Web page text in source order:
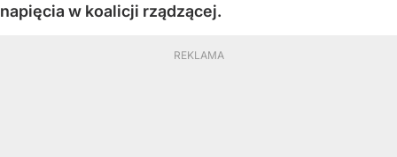
napięcia w koalicji rządzącej.